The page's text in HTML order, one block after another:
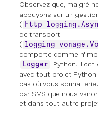
Observez que, malgré
appuyons sur un
(
de transport
(
comporte comme
Logger
Python. Il
avec tout projet Python
cas où vous
par SMS que nous
et dans tout autre